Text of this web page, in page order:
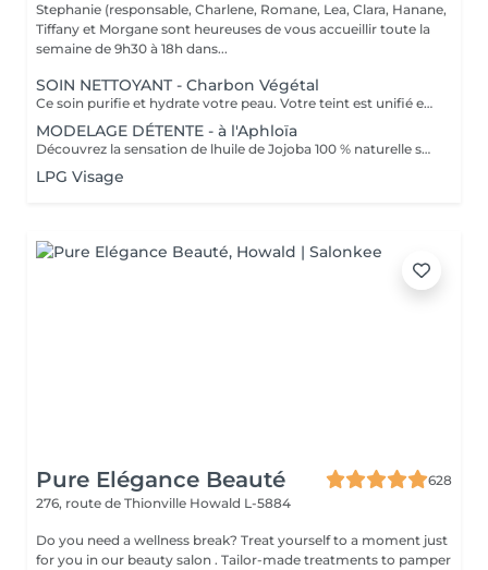
Stephanie (responsable, Charlene, Romane, Lea, Clara, Hanane,
Tiffany et Morgane sont heureuses de vous accueillir toute la
semaine de 9h30 à 18h dans...
SOIN NETTOYANT - Charbon Végétal
Ce soin purifie et hydrate votre peau. Votre teint est unifié et lumineux, grâce à l' alliance du Charbon Végétal et de l'édulis
MODELAGE DÉTENTE - à l'Aphloïa
Découvrez la sensation de lhuile de Jojoba 100 % naturelle sur votre peau. Nourrie, votre peau retrouve tout son confort. Libéré de ses tensions grâce aux mains habiles de notre esthéticienne, votre visage est détendu. Bénéfices : Nourrie, votre peau retrouve tout son confort.
LPG Visage
Pure Elégance Beauté
628
276, route de Thionville Howald L-5884
Do you need a wellness break? Treat yourself to a moment just
for you in our beauty salon . Tailor-made treatments to pamper